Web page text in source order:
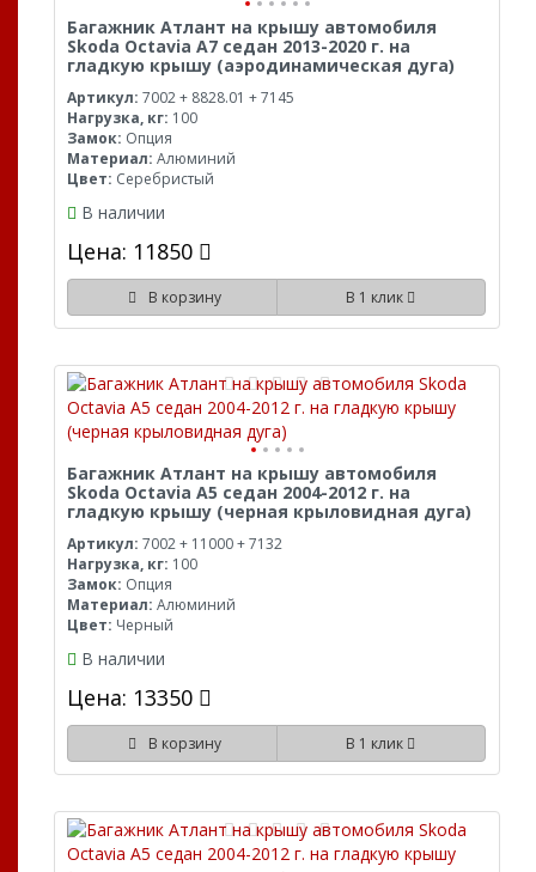
Багажник Атлант на крышу автомобиля
Skoda Octavia A7 седан 2013-2020 г. на
гладкую крышу (аэродинамическая дуга)
Артикул: 7002 + 8828.01 + 7145
Нагрузка, кг: 100
Замок: Опция
Материал: Алюминий
Цвет: Серебристый
В наличии
Цена: 11850
В корзину В 1 клик
Багажник Атлант на крышу автомобиля
Skoda Octavia A5 седан 2004-2012 г. на
гладкую крышу (черная крыловидная дуга)
Артикул: 7002 + 11000 + 7132
Нагрузка, кг: 100
Замок: Опция
Материал: Алюминий
Цвет: Черный
В наличии
Цена: 13350
В корзину В 1 клик